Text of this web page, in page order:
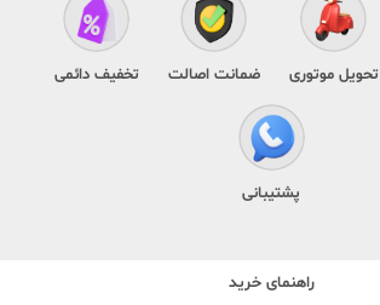
تحویل موتوری ضمانت اصالت تخفیف دائمی
پشتیبانی
راهنمای خرید